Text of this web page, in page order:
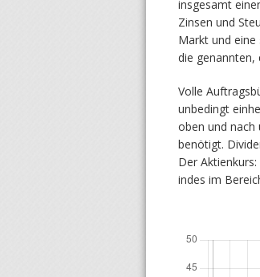
insgesamt
Zinsen und
Markt und eine
die genannten,
Volle
unbedingt
oben und nach
benötigt.
Der
indes im